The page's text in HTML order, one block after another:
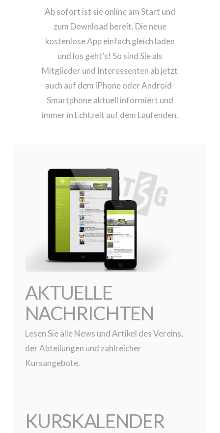
Ab sofort ist sie online am Start und
zum Download bereit. Die neue
kostenlose App einfach gleich laden
und los geht’s! So sind Sie als
Mitglieder und Interessenten ab jetzt
auch auf dem iPhone oder Android-
Smartphone aktuell informiert und
immer in Echtzeit auf dem Laufenden.
AKTUELLE
NACHRICHTEN
Lesen Sie alle News und Artikel des Vereins,
der Abteilungen und zahlreicher
Kursangebote.
KURSKALENDER